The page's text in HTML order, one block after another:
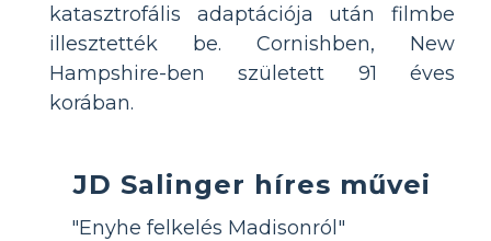
katasztrofális adaptációja után filmbe
illesztették be. Cornishben, New
Hampshire-ben született 91 éves
korában.
JD Salinger híres művei
"Enyhe felkelés Madisonról"